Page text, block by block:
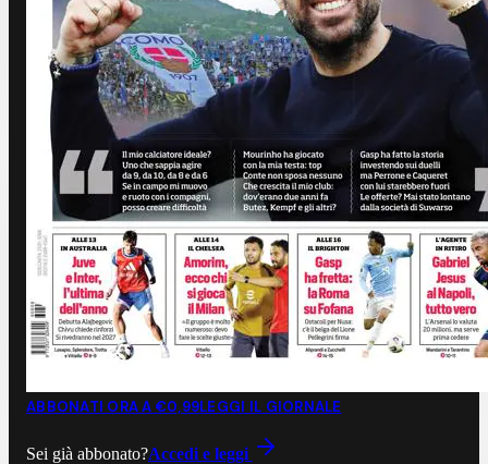
ABBONATI ORA A €0,99LEGGI IL GIORNALE
Sei già abbonato?Accedi e leggi